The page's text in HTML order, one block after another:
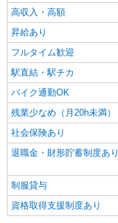
高収入・高額
昇給あり
フルタイム歓迎
駅直結・駅チカ
バイク通勤OK
残業少なめ（月20h未満）
社会保険あり
退職金・財形貯蓄制度あり
制服貸与
資格取得支援制度あり